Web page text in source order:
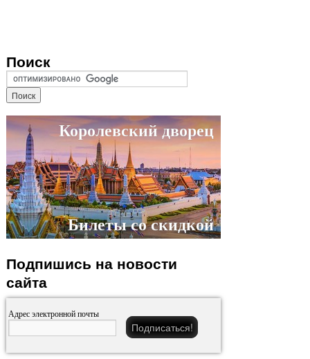
Поиск
Билеты со скидкой
Королевский дворец
Подпишись на новости
сайта
Адрес электронной почты